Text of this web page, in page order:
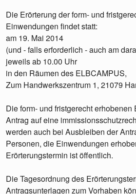
Die Erörterung der form- und
Einwendungen findet statt:
am 19. Mai 2014
(und - falls erforderlich - auch am
jeweils ab 10.00 Uhr
in den Räumen des ELBCAMPUS,
Zum Handwerkszentrum 1, 21079
Die form- und fristgerecht
Antrag auf eine
werden auch bei Ausbleiben der
Personen, die Einwendungen
Erörterungstermin ist öffentlich.
Die Tagesordnung des
Antragsunterlagen zum Vorhaben